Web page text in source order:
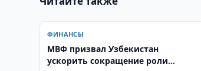
ФИНАНСЫ
МВФ призвал Узбекистан
ускорить сокращение роли